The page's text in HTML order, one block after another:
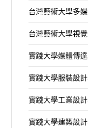
台灣藝術大學多
台灣藝術大學視
實踐大學媒體傳
實踐大學服裝設
實踐大學工業設
實踐大學建築設